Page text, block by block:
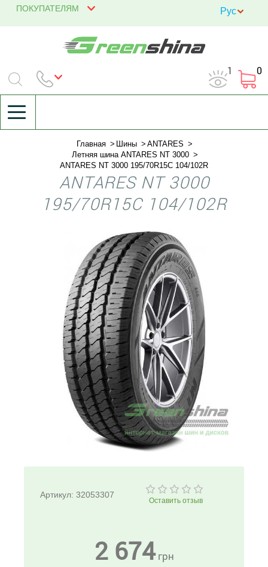
ПОКУПАТЕЛЯМ
1 0
Главная Шины
ANTARES
Летняя шина ANTARES NT 3000
ANTARES NT 3000 195/70R15C 104/102R
ANTARES NT 3000
195/70R15C 104/102R
Артикул: 32053307
Оставить отзыв
2 674 грн